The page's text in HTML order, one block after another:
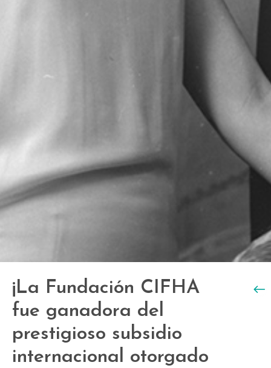
←
¡La Fundación CIFHA
fue ganadora del
prestigioso subsidio
internacional otorgado